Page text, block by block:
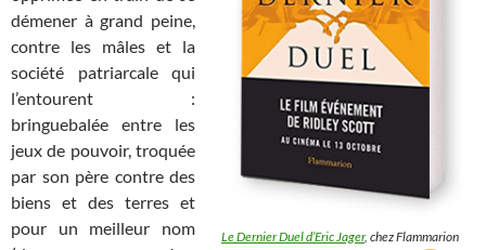
Le Dernier Duel d’Eric Jager, chez Flammarion
démener à grand peine,
contre les mâles et la
société patriarcale qui
l’entourent :
bringuebalée entre les
jeux de pouvoir, troquée
par son père contre des
biens et des terres et
pour un meilleur nom